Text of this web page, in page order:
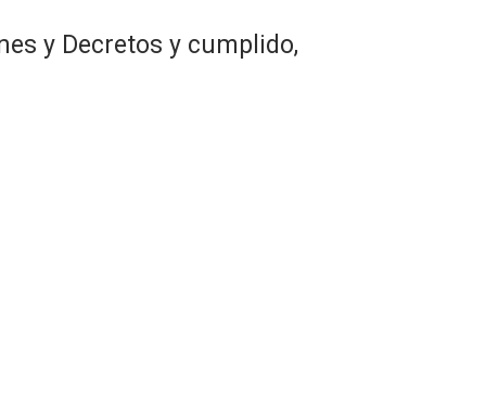
y Decretos y cumplido,